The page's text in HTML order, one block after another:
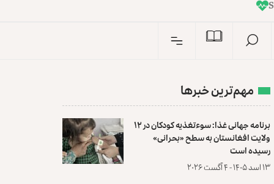
n
I
مهم‌ترین خبرها
برنامه جهانی غذا: سوءتغذیه کودکان در ۱۲
ولایت افغانستان به سطح «بحرانی»
رسیده است
۱۳ اسد ۱۴۰۵ - ۴ آگست ۲۰۲۶